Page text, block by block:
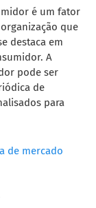
é um fator
que
destaca em
A
pode ser
de
para
de mercado